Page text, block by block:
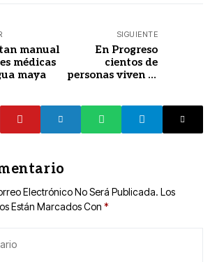
manual
médicas
maya
SIGUIENTE
En Progreso
cientos de
personas viven la
presentación de
los carros
alegórico
Electrónico No Será Publicada. Los
Están Marcados Con *